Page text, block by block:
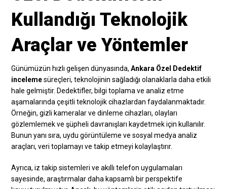
Kullandığı Teknolojik
Araçlar ve Yöntemler
Günümüzün hızlı gelişen dünyasında,Ankara Özel Dedektif
incelemesüreçleri, teknolojinin sağladığı olanaklarla daha etkili
hale gelmiştir. Dedektifler, bilgi toplama ve analiz etme
aşamalarında çeşitli teknolojik cihazlardan faydalanmaktadır.
Örneğin, gizli kameralar ve dinleme cihazları, olayları
gözlemlemek ve şüpheli davranışları kaydetmek için kullanılır.
Bunun yanı sıra, uydu görüntüleme ve sosyal medya analiz
araçları, veri toplamayı ve takip etmeyi kolaylaştırır.
Ayrıca, iz takip sistemleri ve akıllı telefon uygulamaları
sayesinde, araştırmalar daha kapsamlı bir perspektife